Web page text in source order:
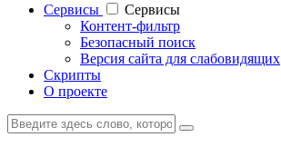
Cервисы
Cервисы
Контент-фильтр
Безопасный поиск
Версия сайта для слабовидящих
Скрипты
О проекте